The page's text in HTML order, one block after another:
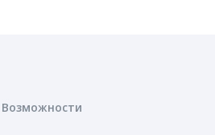
Возможности